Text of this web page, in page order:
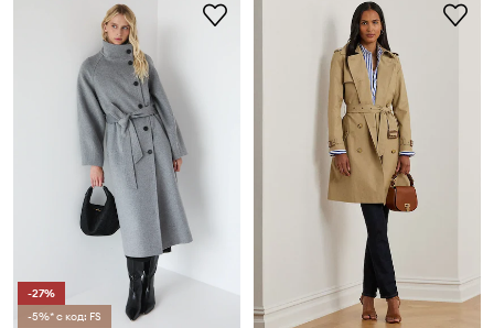
-27%
-5%* с код: FS